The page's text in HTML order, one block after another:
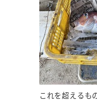
これを超えるも